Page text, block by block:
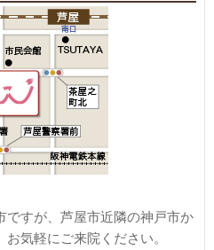
ですが、芦屋市近隣の神戸市か
気軽にご来院ください。